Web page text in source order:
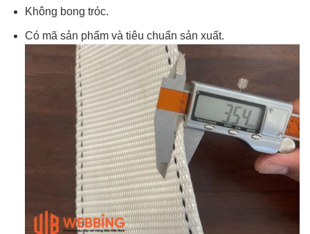
Không bong tróc.
Có mã sản phẩm và tiêu chuẩn sản xuất.